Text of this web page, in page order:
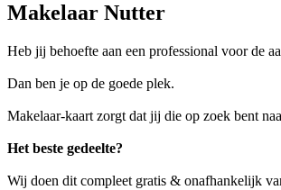
Makelaar Nutter
Heb jij behoefte aan een professional voor de
Dan ben je op de goede plek.
Makelaar-kaart zorgt dat jij die op zoek bent
Het beste gedeelte?
Wij doen dit compleet gratis & onafhankelijk